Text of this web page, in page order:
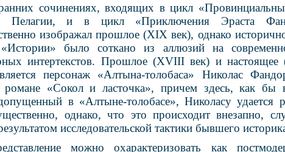
сочинениях, входящих в цикл
Пелагии, и в цикл «Приключения Эраста
изображал прошлое (XIX век), однако
было соткано из аллюзий на
интертекстов. Прошлое (XVIII век) и настоящее
персонаж «Алтына-толобаса» Николас
романе «Сокол и ласточка», причем здесь, как бы
в «Алтыне-толобасе», Николасу удается
однако, что это происходит внезапно,
исследовательской тактики бывшего
можно охарактеризовать как